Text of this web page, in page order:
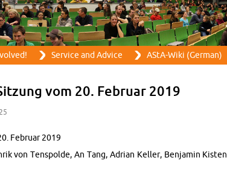
Skip to main content
Ser­vice and Ad­vice AStA-Wiki (Ger­man)
vom 20. Feb­ruar 2019
Feb­ruar 2019
von Ten­spolde, An Tang, Adrian Keller, Ben­jamin